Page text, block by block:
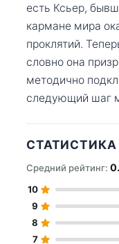
есть Ксьер,
кармане мира
проклятий.
словно она
методично
следующий шаг
СТАТИСТИКА
Средний рейтинг:
10
9
8
7